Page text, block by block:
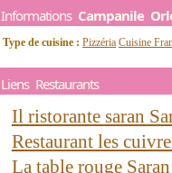
Informations Campanile
Type de cuisine : Pizzéria Cuisine
Liens Restaurants
Il ristorante saran
Restaurant les
La table rouge